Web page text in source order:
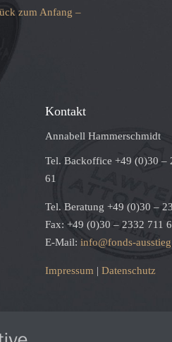
zum Anfang –
Kontakt
Annabell Hammerschmidt
Tel. Backoffice +49 (0)30 –
61
Tel. Beratung +49 (0)30 –
Fax: +49 (0)30 – 2332 711
E-Mail: info@fonds-
Impressum | Datenschutz